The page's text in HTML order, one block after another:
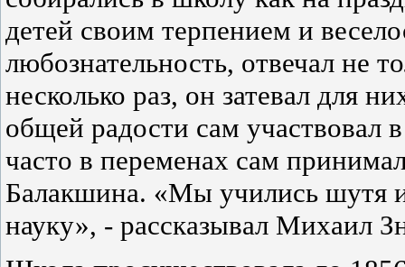
детей своим терпением и
любознательность, отвечал не
несколько раз, он затевал для
общей радости сам участвовал
часто в переменах сам
Балакшина. «Мы учились шутя и
науку», - рассказывал Михаил